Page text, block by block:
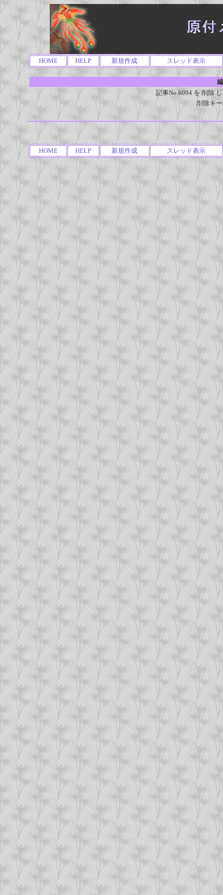
HOME HELP 新規作成 スレッド表示
記事No.6094 を 削除
削除キ
HOME HELP 新規作成 スレッド表示